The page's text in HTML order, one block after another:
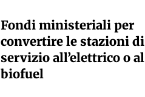
Fondi ministeriali per
convertire le stazioni di
servizio all’elettrico o al
biofuel